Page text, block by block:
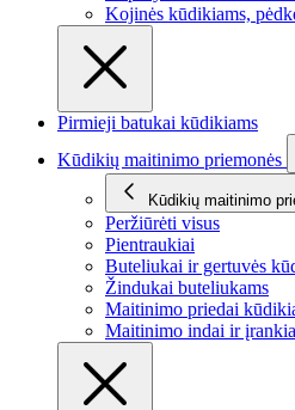
Kojinės kūdikiams,
Pirmieji batukai kūdikiams
Kūdikių maitinimo priemonės
Kūdikių maitinimo
Peržiūrėti visus
Pientraukiai
Buteliukai ir gertuvės
Žindukai buteliukams
Maitinimo priedai
Maitinimo indai ir